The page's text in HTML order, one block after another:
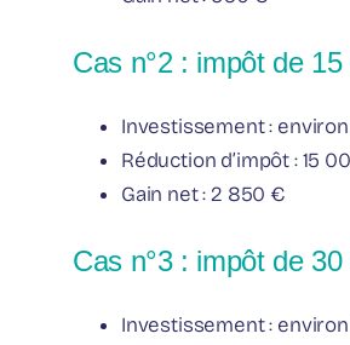
Cas n°2 : impôt de 15
Investissement : environ
Réduction d’impôt : 15
Gain net : 2 850 €
Cas n°3 : impôt de 30
Investissement :